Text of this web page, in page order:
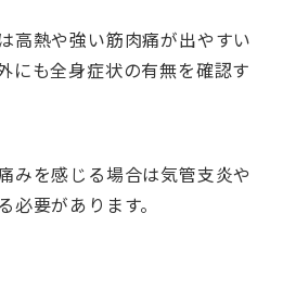
高熱や強い筋肉痛が出やすい
にも全身症状の有無を確認す
みを感じる場合は気管支炎や
要があります。